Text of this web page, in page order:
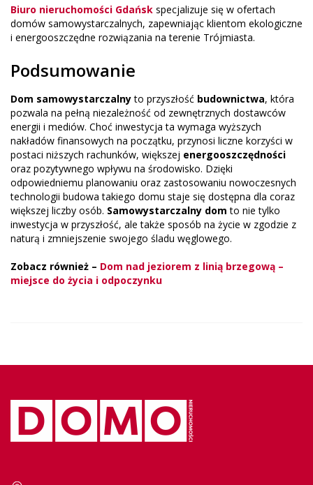
Biuro nieruchomości Gdańsk specjalizuje się w ofertach
domów samowystarczalnych, zapewniając klientom ekologiczne
i energooszczędne rozwiązania na terenie Trójmiasta.
Podsumowanie
Dom samowystarczalnyto przyszłość budownictwa, która
pozwala na pełną niezależność od zewnętrznych dostawców
energii i mediów. Choć inwestycja ta wymaga wyższych
nakładów finansowych na początku, przynosi liczne korzyści w
postaci niższych rachunków, większej energooszczędności
oraz pozytywnego wpływu na środowisko. Dzięki
odpowiedniemu planowaniu oraz zastosowaniu nowoczesnych
technologii budowa takiego domu staje się dostępna dla coraz
większej liczby osób. Samowystarczalny dom to nie tylko
inwestycja w przyszłość, ale także sposób na życie w zgodzie z
naturą i zmniejszenie swojego śladu węglowego.
Zobacz również – Dom nad jeziorem z linią brzegową –
miejsce do życia i odpoczynku